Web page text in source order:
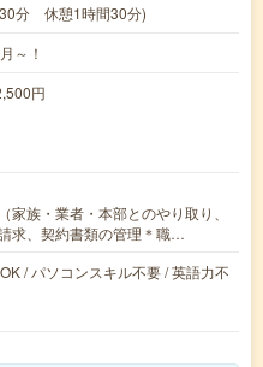
分 休憩1時間30分)
～！
円
家族・業者・本部とのやり取り、
求、契約書類の管理＊職…
/ パソコンスキル不要 / 英語力不